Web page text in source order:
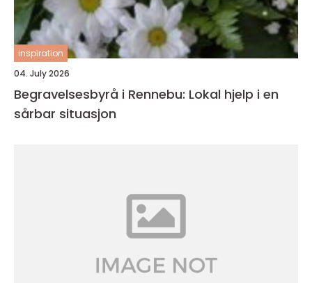
inspiration
04. July 2026
Begravelsesbyrå i Rennebu: Lokal hjelp i en
sårbar situasjon